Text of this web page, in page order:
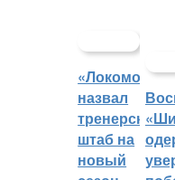
«Локомотив»
назвал
тренерский
штаб на
новый